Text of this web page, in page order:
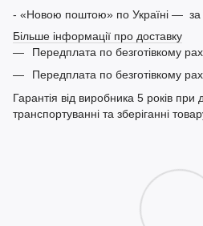
- «Новою поштою» по Україні — за
Більше інформації про доставку
Передплата по безготівкому
Передплата по безготівкому
Гарантія від виробника 5 років
транспортуванні та зберіганні